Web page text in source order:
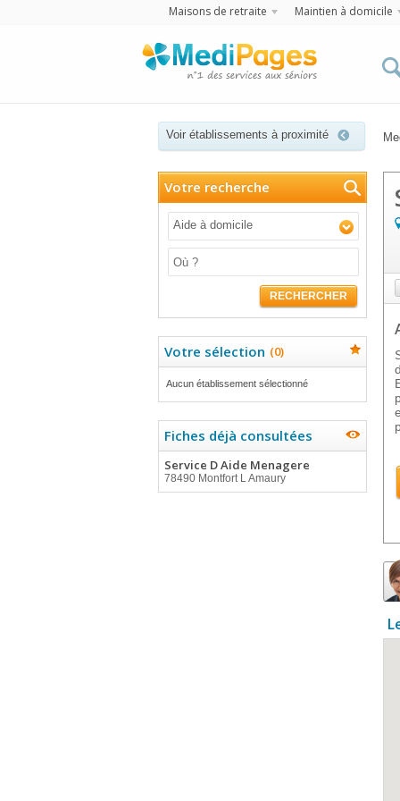
Maisons de retraite Maintien à domicile
Voir établissements à proximité
Votre recherche
Aide à domicile
RECHERCHER
Votre sélection (0)
Aucun établissement sélectionné
Fiches déjà consultées
Service D Aide Menagere
78490 Montfort L Amaury